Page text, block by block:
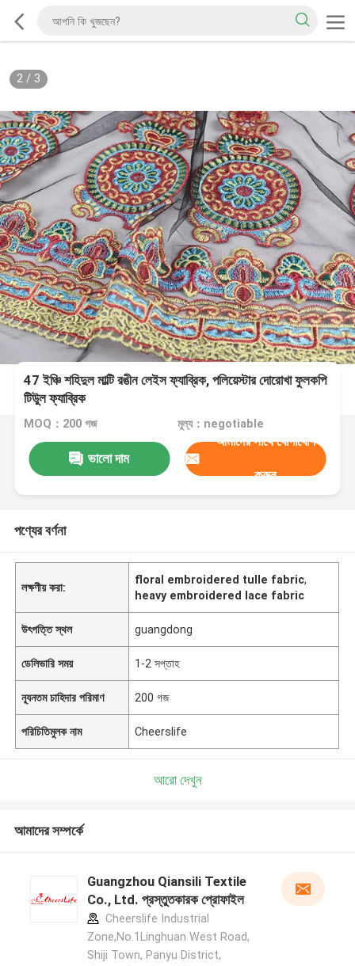
2/ 3
47 ইঞ্চি শহিদুল মাল্টি রঙীন লেইস ফ্যাব্রিক, পলিয়েস্টার দোরোখা ফুলকপি
টিউুল ফ্যাব্রিক
MOQ：200 গজ মূল্য：negotiable
ভালো দাম
আমাদের সাথে যোগাযোগ
করুন
পণ্যের বর্ণনা
লক্ষণীয় করা:
floral embroidered tulle fabric,
heavy embroidered lace fabric
উৎপত্তি স্থল guangdong
ডেলিভারি সময় 1-2 সপ্তাহ
ন্যূনতম চাহিদার পরিমাণ 200 গজ
পরিচিতিমুলক নাম Cheerslife
আরো দেখুন
আমাদের সম্পর্কে
Guangzhou Qiansili Textile
Co., Ltd. প্রস্তুতকারক প্রোফাইল
Cheerslife Industrial
Zone,No.1Linghuan West Road,
Shiji Town, Panyu District,